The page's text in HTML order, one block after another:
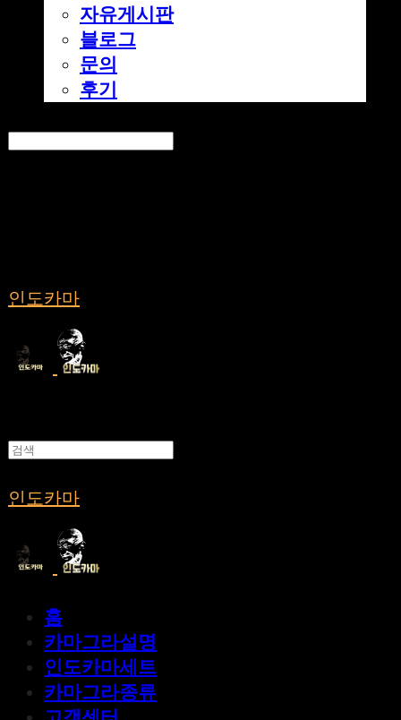
자유게시판
블로그
문의
후기
인도카마
인도카마
홈
카마그라설명
인도카마세트
카마그라종류